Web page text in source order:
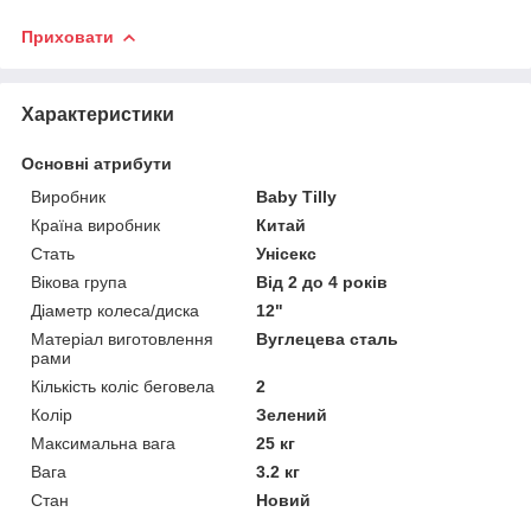
Приховати
Характеристики
Основні атрибути
Виробник
Baby Tilly
Країна виробник
Китай
Стать
Унісекс
Вікова група
Від 2 до 4 років
Діаметр колеса/диска
12"
Матеріал виготовлення
рами
Вуглецева сталь
Кількість коліс беговела
2
Колір
Зелений
Максимальна вага
25 кг
Вага
3.2 кг
Стан
Новий